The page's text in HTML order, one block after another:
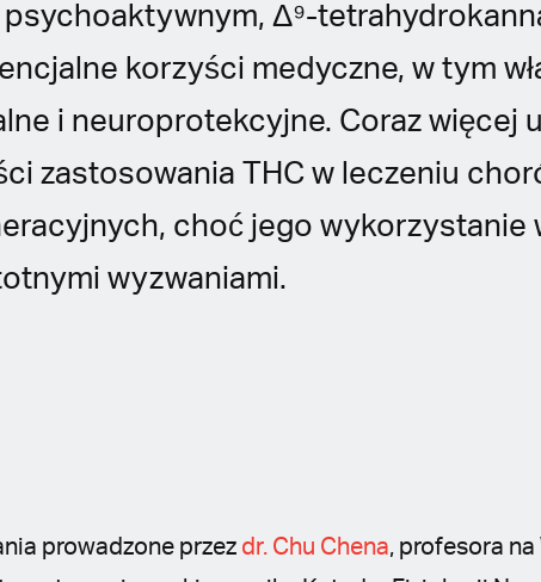
psychoaktywnym, Δ⁹-
korzyści medyczne, w tym
i neuroprotekcyjne. Coraz więcej
zastosowania THC w leczeniu
choć jego wykorzystanie
wyzwaniami.
prowadzone przez dr. Chu Chena, profesora